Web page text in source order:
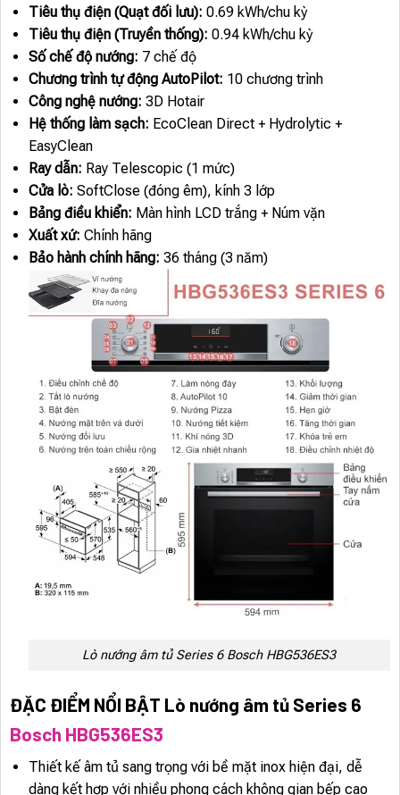
Tiêu thụ điện (Quạt đối lưu): 0.69 kWh/chu kỳ
Tiêu thụ điện (Truyền thống): 0.94 kWh/chu kỳ
Số chế độ nướng: 7 chế độ
Chương trình tự động AutoPilot: 10 chương trình
Công nghệ nướng: 3D Hotair
Hệ thống làm sạch: EcoClean Direct + Hydrolytic +
EasyClean
Ray dẫn: Ray Telescopic (1 mức)
Cửa lò: SoftClose (đóng êm), kính 3 lớp
Bảng điều khiển: Màn hình LCD trắng + Núm vặn
Xuất xứ: Chính hãng
Bảo hành chính hãng: 36 tháng (3 năm)
Lò nướng âm tủ Series 6 Bosch HBG536ES3
ĐẶC ĐIỂM NỔI BẬT Lò nướng âm tủ Series 6
Bosch HBG536ES3
Thiết kế âm tủ sang trọng với bề mặt inox hiện đại, dễ
dàng kết hợp với nhiều phong cách không gian bếp cao